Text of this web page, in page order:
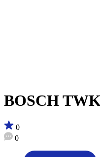
BOSCH
0
0